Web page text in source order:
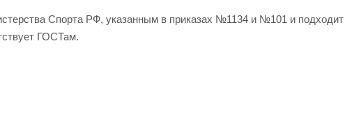
Спорта РФ, указанным в приказах №1134 и №101 и подходит
ГОСТам.